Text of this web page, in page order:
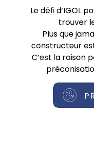
Le défi d’IGOL
trouver
Plus que
constructeur
C’est la raison